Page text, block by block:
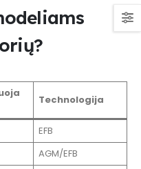
Technologija
EFB
AGM/EFB